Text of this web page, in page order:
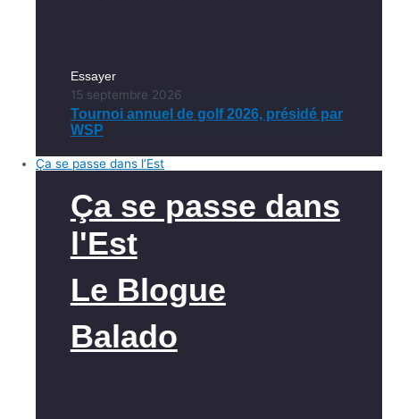
Essayer
15 septembre 2026
Tournoi annuel de golf 2026, présidé par
WSP
Ça se passe dans l’Est
Ça se passe dans
l'Est
Le Blogue
Balado